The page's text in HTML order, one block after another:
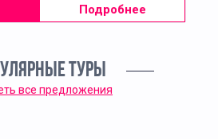
Подробнее
ТУРЫ
все предложения